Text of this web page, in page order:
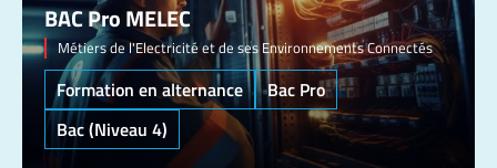
BAC Pro MELEC
Métiers de l'Electricité et de ses Environnements Connectés
Formation en alternance
Bac Pro
Bac (Niveau 4)